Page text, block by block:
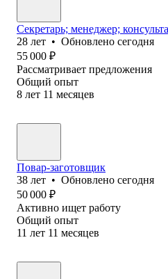
Секретарь; менеджер;
28 лет • Обновлено сегодня
55 000 ₽
Рассматривает предложения
Общий опыт
8 лет 11 месяцев
Повар-заготовщик
38 лет • Обновлено сегодня
50 000 ₽
Активно ищет работу
Общий опыт
11 лет 11 месяцев